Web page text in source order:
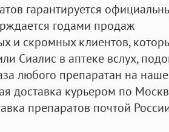
гарантируется
годами продаж
и скромных клиентов,
Сиалис в аптеке вслух,
любого препаратан на
доставка курьером по
препаратов почтой